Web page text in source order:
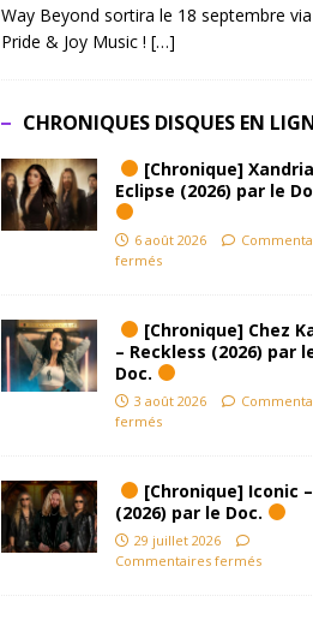
Way Beyond sortira le 18 septembre via
Pride & Joy Music ! […]
CHRONIQUES DISQUES EN
[Chronique]
Eclipse (2026) par le
6 août 2026
fermés
[Chronique] Chez
– Reckless (2026) par
Doc.
3 août 2026
fermés
[Chronique] Iconic
(2026) par le Doc.
29 juillet 2026
Commentaires fermés